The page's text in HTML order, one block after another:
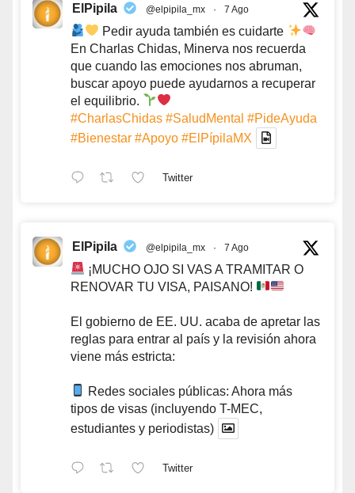
ElPipila @elpipila_mx · 7 Ago
Pedir ayuda también es cuidarte
En Charlas Chidas, Minerva nos recuerda
que cuando las emociones nos abruman,
buscar apoyo puede ayudarnos a recuperar
el equilibrio.
#CharlasChidas #SaludMental #PideAyuda
#Bienestar #Apoyo #ElPípilaMX
Twitter
ElPipila @elpipila_mx · 7 Ago
¡MUCHO OJO SI VAS A TRAMITAR O
RENOVAR TU VISA, PAISANO!
El gobierno de EE. UU. acaba de apretar las
reglas para entrar al país y la revisión ahora
viene más estricta:
Redes sociales públicas: Ahora más
tipos de visas (incluyendo T-MEC,
estudiantes y periodistas)
Twitter